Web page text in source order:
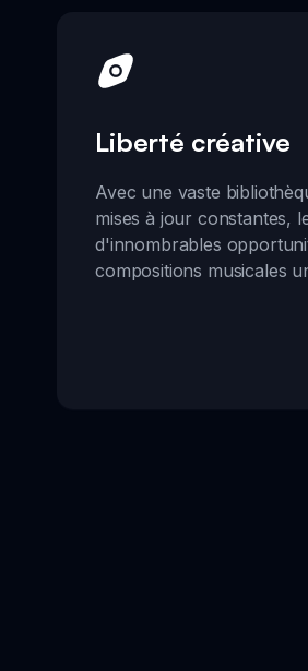
Liberté créative
Avec une vaste
mises à jour constantes,
d'innombrables
compositions musicales